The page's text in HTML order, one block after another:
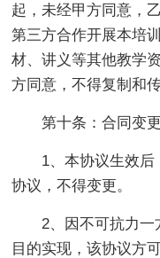
起，未经甲方同意，
第三方合作开展本培
材、讲义等其他教学
方同意，不得复制和传
第十条：合同变更
1、本协议生效
协议，不得变更。
2、因不可抗力
目的实现，该协议方